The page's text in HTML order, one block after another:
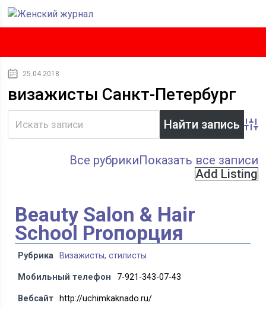
25.04.2018
визажисты Санкт-Петербург
Все рубрикиПоказать все записи
Add Listing
Beauty Salon & Hair
School Proпорция
Рубрика Визажисты, стилисты
Мобильный телефон 7-921-343-07-43
Вебсайт http://uchimkaknado.ru/